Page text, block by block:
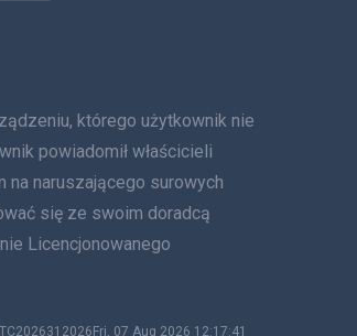
中文
którego użytkownik nie
powiadomił właścicieli
na naruszającego surowych
się ze swoim doradcą
Licencjonowanego
07 Aug 2026 12:17:41